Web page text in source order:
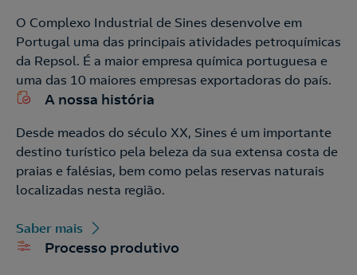
O Complexo Industrial de Sines desenvolve em
Portugal uma das principais atividades petroquímicas
da Repsol. É a maior empresa química portuguesa e
uma das 10 maiores empresas exportadoras do país.
A nossa história
Desde meados do século XX, Sines é um importante
destino turístico pela beleza da sua extensa costa de
praias e falésias, bem como pelas reservas naturais
localizadas nesta região.
Saber mais








 Processo produtivo